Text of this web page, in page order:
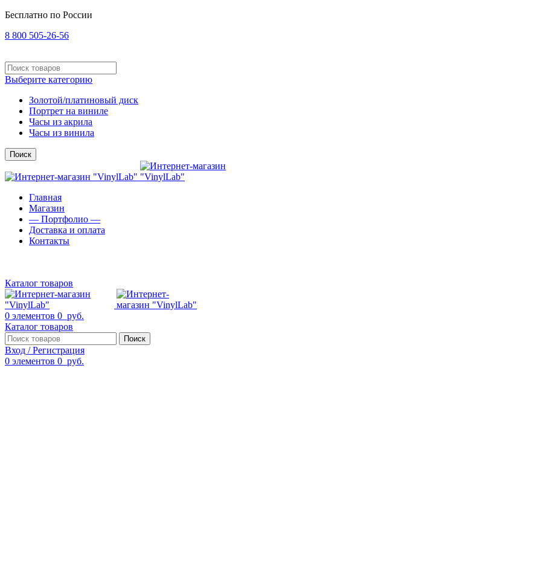
Бесплатно по России
8 800 505-26-56
Выберите категорию
Золотой/платиновый диск
Портрет на виниле
Часы из акрила
Часы из винила
Поиск
Главная
Магазин
— Портфолио —
Доставка и оплата
Контакты
Каталог товаров
0 элементов 0 руб.
Каталог товаров
Поиск
Вход / Регистрация
0 элементов 0 руб.